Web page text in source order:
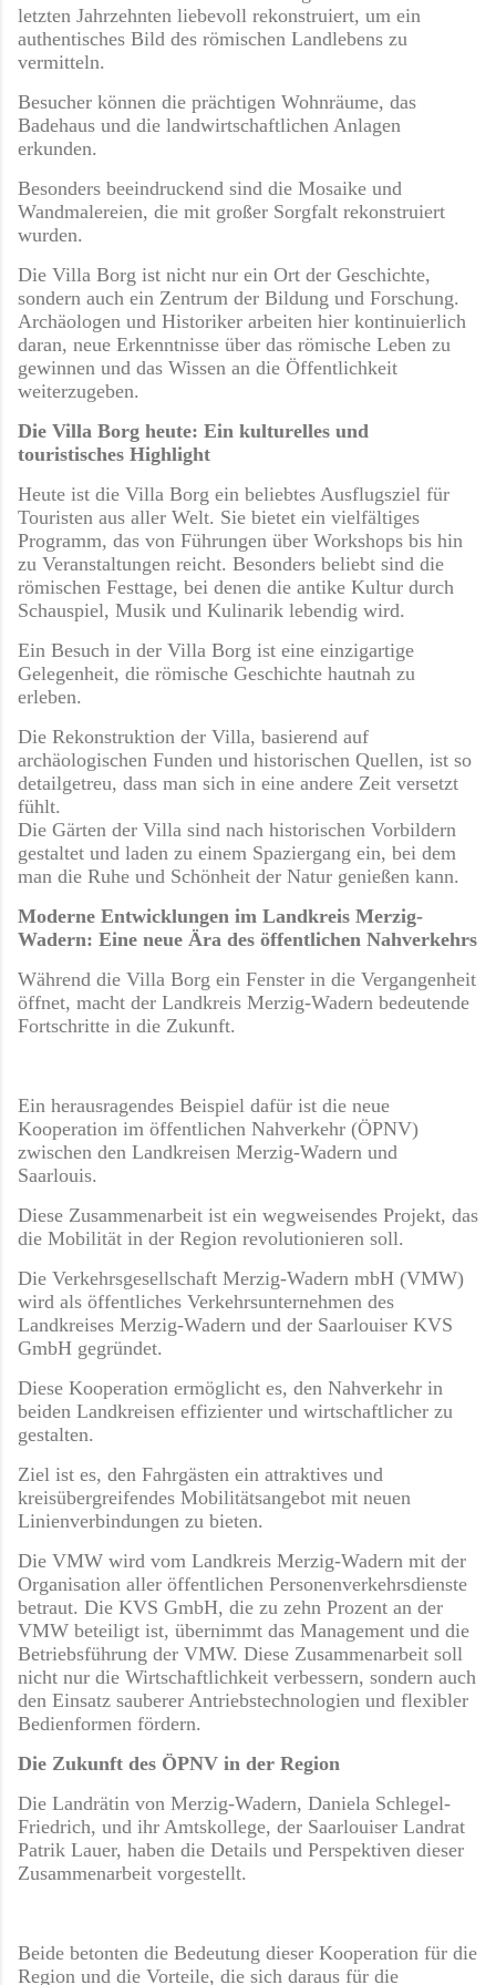
letzten Jahrzehnten liebevoll rekonstruiert, um ein
authentisches Bild des römischen Landlebens zu
vermitteln.
Besucher können die prächtigen Wohnräume, das
Badehaus und die landwirtschaftlichen Anlagen
erkunden.
Besonders beeindruckend sind die Mosaike und
Wandmalereien, die mit großer Sorgfalt rekonstruiert
wurden.
Die Villa Borg ist nicht nur ein Ort der Geschichte,
sondern auch ein Zentrum der Bildung und Forschung.
Archäologen und Historiker arbeiten hier kontinuierlich
daran, neue Erkenntnisse über das römische Leben zu
gewinnen und das Wissen an die Öffentlichkeit
weiterzugeben.
Die Villa Borg heute: Ein kulturelles und
touristisches Highlight
Heute ist die Villa Borg ein beliebtes Ausflugsziel für
Touristen aus aller Welt. Sie bietet ein vielfältiges
Programm, das von Führungen über Workshops bis hin
zu Veranstaltungen reicht. Besonders beliebt sind die
römischen Festtage, bei denen die antike Kultur durch
Schauspiel, Musik und Kulinarik lebendig wird.
Ein Besuch in der Villa Borg ist eine einzigartige
Gelegenheit, die römische Geschichte hautnah zu
erleben.
Die Rekonstruktion der Villa, basierend auf
archäologischen Funden und historischen Quellen, ist so
detailgetreu, dass man sich in eine andere Zeit versetzt
fühlt.
Die Gärten der Villa sind nach historischen Vorbildern
gestaltet und laden zu einem Spaziergang ein, bei dem
man die Ruhe und Schönheit der Natur genießen kann.
Moderne Entwicklungen im Landkreis Merzig-
Wadern: Eine neue Ära des öffentlichen Nahverkehrs
Während die Villa Borg ein Fenster in die Vergangenheit
öffnet, macht der Landkreis Merzig-Wadern bedeutende
Fortschritte in die Zukunft.
Ein herausragendes Beispiel dafür ist die neue
Kooperation im öffentlichen Nahverkehr (ÖPNV)
zwischen den Landkreisen Merzig-Wadern und
Saarlouis.
Diese Zusammenarbeit ist ein wegweisendes Projekt, das
die Mobilität in der Region revolutionieren soll.
Die Verkehrsgesellschaft Merzig-Wadern mbH (VMW)
wird als öffentliches Verkehrsunternehmen des
Landkreises Merzig-Wadern und der Saarlouiser KVS
GmbH gegründet.
Diese Kooperation ermöglicht es, den Nahverkehr in
beiden Landkreisen effizienter und wirtschaftlicher zu
gestalten.
Ziel ist es, den Fahrgästen ein attraktives und
kreisübergreifendes Mobilitätsangebot mit neuen
Linienverbindungen zu bieten.
Die VMW wird vom Landkreis Merzig-Wadern mit der
Organisation aller öffentlichen Personenverkehrsdienste
betraut. Die KVS GmbH, die zu zehn Prozent an der
VMW beteiligt ist, übernimmt das Management und die
Betriebsführung der VMW. Diese Zusammenarbeit soll
nicht nur die Wirtschaftlichkeit verbessern, sondern auch
den Einsatz sauberer Antriebstechnologien und flexibler
Bedienformen fördern.
Die Zukunft des ÖPNV in der Region
Die Landrätin von Merzig-Wadern, Daniela Schlegel-
Friedrich, und ihr Amtskollege, der Saarlouiser Landrat
Patrik Lauer, haben die Details und Perspektiven dieser
Zusammenarbeit vorgestellt.
Beide betonten die Bedeutung dieser Kooperation für die
Region und die Vorteile, die sich daraus für die